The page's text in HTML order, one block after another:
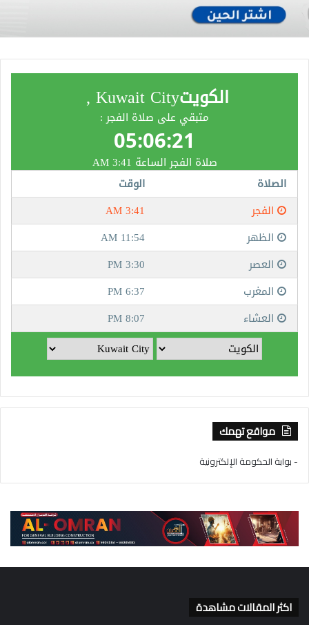
مواقع تهمك
- بوابة الحكومة الإلكترونية
اكثر المقالات مشاهدة